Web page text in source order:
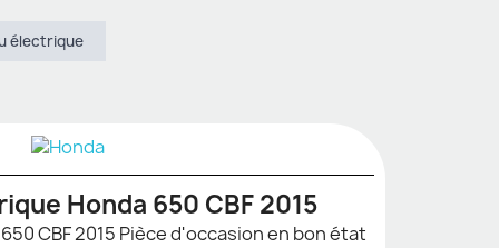
électrique
Honda 650 CBF 2015
Faisceau électrique Honda 650 CBF 2015 Pièce d'occasion en bon état